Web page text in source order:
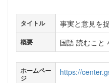
タイトル 事実と意見を
概要 国語 読むこと
ホームペー
ジ
https://